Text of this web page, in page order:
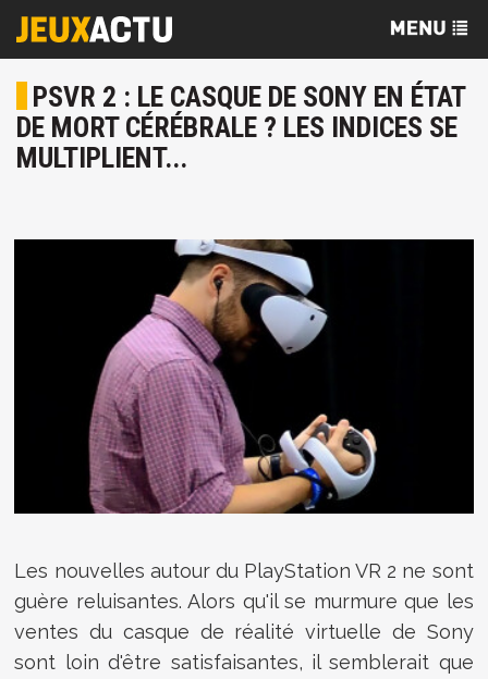
PSVR 2 : LE CASQUE DE SONY EN ÉTAT
DE MORT CÉRÉBRALE ? LES INDICES SE
MULTIPLIENT...
Les nouvelles autour du PlayStation VR 2 ne sont
guère reluisantes. Alors qu'il se murmure que les
ventes du casque de réalité virtuelle de Sony
sont loin d'être satisfaisantes, il semblerait que